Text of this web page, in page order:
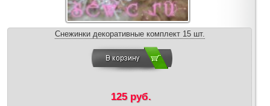
Снежинки декоративные комплект 15 шт.
125 руб.